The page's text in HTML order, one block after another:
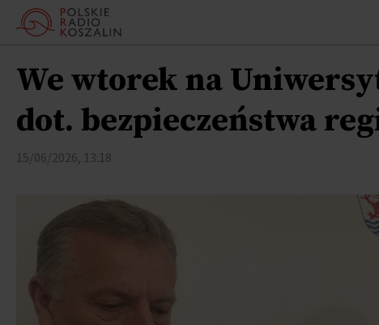
We wtorek na
dot. bezpieczeństwa
15/06/2026, 13:18